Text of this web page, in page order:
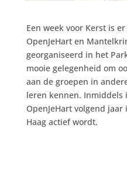
Een week voor Kerst is
OpenJeHart en
georganiseerd in het
mooie gelegenheid om
aan de groepen in
leren kennen. Inmiddels
OpenJeHart volgend
Haag actief wordt.